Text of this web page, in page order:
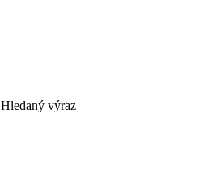
Hledaný výraz